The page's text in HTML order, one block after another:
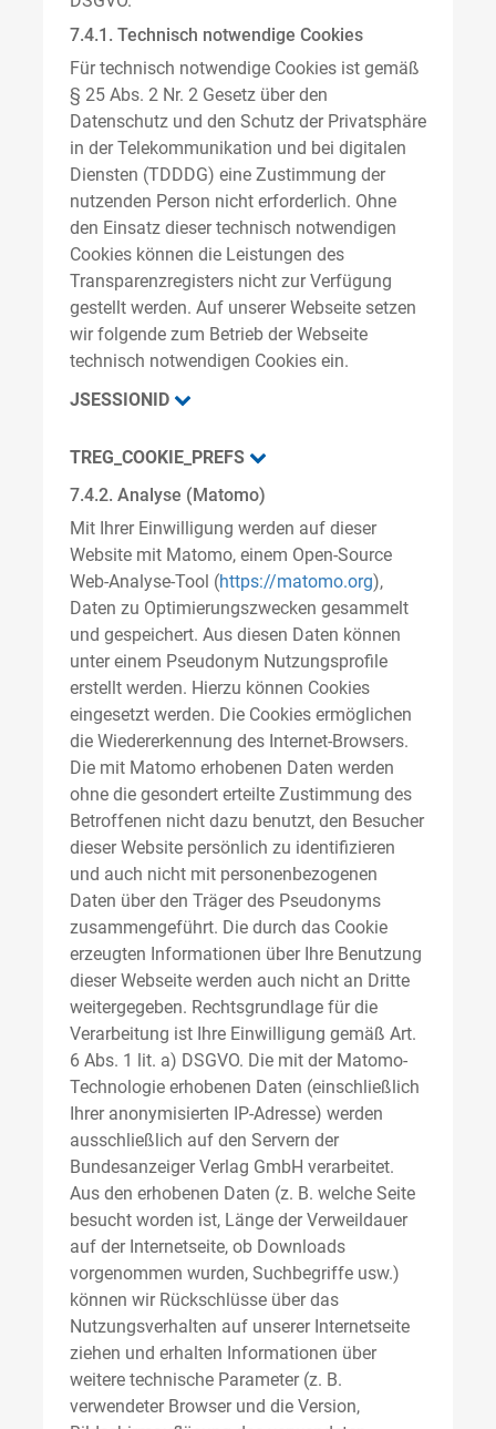
7.4.1. Technisch notwendige Cookies
Für technisch notwendige Cookies ist gemäß
§ 25 Abs. 2 Nr. 2 Gesetz über den
Datenschutz und den Schutz der Privatsphäre
in der Telekommunikation und bei digitalen
Diensten (TDDDG) eine Zustimmung der
nutzenden Person nicht erforderlich. Ohne
den Einsatz dieser technisch notwendigen
Cookies können die Leistungen des
Transparenzregisters nicht zur Verfügung
gestellt werden. Auf unserer Webseite setzen
wir folgende zum Betrieb der Webseite
technisch notwendigen Cookies ein.
JSESSIONID
TREG_COOKIE_PREFS
7.4.2. Analyse (Matomo)
Mit Ihrer Einwilligung werden auf dieser
Website mit Matomo, einem Open-Source
Web-Analyse-Tool (https://matomo.org),
Daten zu Optimierungszwecken gesammelt
und gespeichert. Aus diesen Daten können
unter einem Pseudonym Nutzungsprofile
erstellt werden. Hierzu können Cookies
eingesetzt werden. Die Cookies ermöglichen
die Wiedererkennung des Internet-Browsers.
Die mit Matomo erhobenen Daten werden
ohne die gesondert erteilte Zustimmung des
Betroffenen nicht dazu benutzt, den Besucher
dieser Website persönlich zu identifizieren
und auch nicht mit personenbezogenen
Daten über den Träger des Pseudonyms
zusammengeführt. Die durch das Cookie
erzeugten Informationen über Ihre Benutzung
dieser Webseite werden auch nicht an Dritte
weitergegeben. Rechtsgrundlage für die
Verarbeitung ist Ihre Einwilligung gemäß Art.
6 Abs. 1 lit. a) DSGVO. Die mit der Matomo-
Technologie erhobenen Daten (einschließlich
Ihrer anonymisierten IP-Adresse) werden
ausschließlich auf den Servern der
Bundesanzeiger Verlag GmbH verarbeitet.
Aus den erhobenen Daten (z. B. welche Seite
besucht worden ist, Länge der Verweildauer
auf der Internetseite, ob Downloads
vorgenommen wurden, Suchbegriffe usw.)
können wir Rückschlüsse über das
Nutzungsverhalten auf unserer Internetseite
ziehen und erhalten Informationen über
weitere technische Parameter (z. B.
verwendeter Browser und die Version,